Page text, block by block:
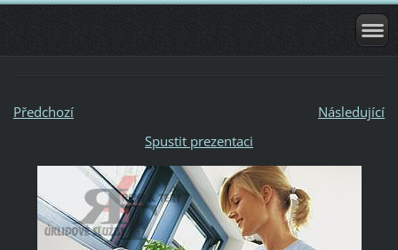
Předchozí
Následující
Spustit prezentaci